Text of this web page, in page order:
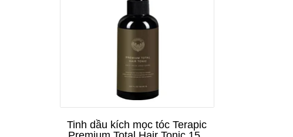
Tinh dầu kích mọc tóc Terapic